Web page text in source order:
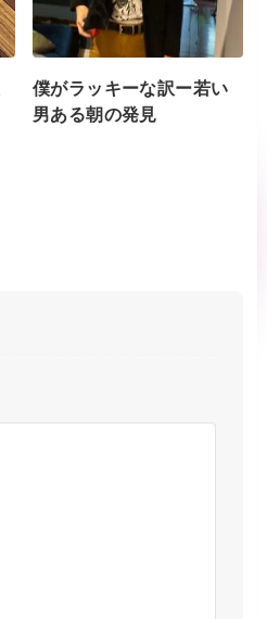
僕がラッキーな訳ー若い
男ある朝の発見